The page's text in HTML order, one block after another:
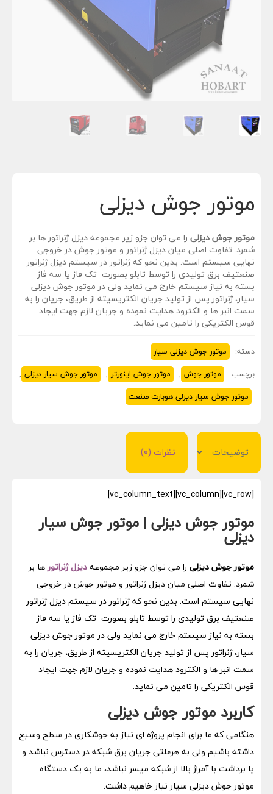
موتور جوش دیزلی
موتور جوش دیزلی را می توان جزو زیر مجموعه دیزل ژنراتور ها بر
شمرد. تفاوت اصلی میان دیزل ژنراتور و موتور جوش در خروجی
نهایی سیستم است. بدین نحو که ژنراتور در سیستم دیزل ژنراتور
صنعتیف برق تولیدی را توسط تابلو بصورت تک فاز یا سه فاز
بسته به نیاز سیستم خارج می نماید ولی در موتور جوش دیزلی
سیار، ژنراتور پس از تولید جریان الکتریسیته از طریق، جریان را به
سمت انبر ها و الکترود هدایت نموده و جریان لازم جهت ایجاد
قوس الکتریکی را تامین می نماید.
دسته:
موتور جوش دیزلی سیار
برچسب:
موتور جوش , موتور جوش اینورتر , موتور جوش سیار دیزلی ,
موتور جوش سیار دیزلی هوبارت صنعت
توضیحات نظرات (0)
[vc_row][vc_column][vc_column_text]
موتور جوش دیزلی | موتور جوش سیار
دیزلی
موتور جوش دیزلی را می توان جزو زیر مجموعهدیزل ژنراتورها بر
شمرد. تفاوت اصلی میان دیزل ژنراتور و موتور جوش در خروجی
نهایی سیستم است. بدین نحو که ژنراتور در سیستم دیزل ژنراتور
صنعتیف برق تولیدی را توسط تابلو بصورت تک فاز یا سه فاز
بسته به نیاز سیستم خارج می نماید ولی در موتور جوش دیزلی
سیار، ژنراتور پس از تولید جریان الکتریسیته از طریق، جریان را به
سمت انبر ها و الکترود هدایت نموده و جریان لازم جهت ایجاد
قوس الکتریکی را تامین می نماید.
کاربرد موتور جوش دیزلی
هنگامی که ما برای انجام پروژه ای نیاز به جوشکاری در سطح وسیع
داشته باشیم ولی به هرعلتی جریان برق شبکه در دسترس نباشد و
یا برداشت با آمراژ بالا از شبکه میسر نباشد، ما به یک دستگاه
موتور جوش دیزلی سیار نیاز خاهیم داشت.